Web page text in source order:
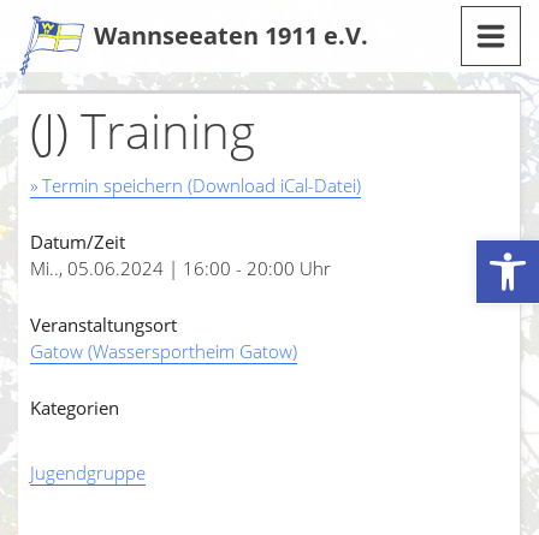
Werkzeugleiste öffnen
Zum
Inhalt
Wannseeaten 1911 e.V.
(J) Training
» Termin speichern (Download iCal-Datei)
Datum/Zeit
Mi.., 05.06.2024 | 16:00 - 20:00 Uhr
Veranstaltungsort
Gatow (Wassersportheim Gatow)
Kategorien
Jugendgruppe